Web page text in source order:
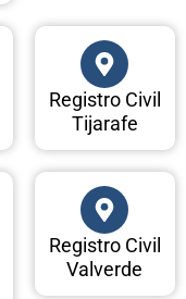
Registro Civil
Tijarafe
Registro Civil
Valverde